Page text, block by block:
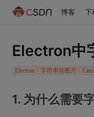
博客 下
Electron中
Electron 字符串转图片
1. 为什么需要